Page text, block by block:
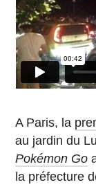
A Paris, la
au jardin du
Pokémon Go
la préfecture